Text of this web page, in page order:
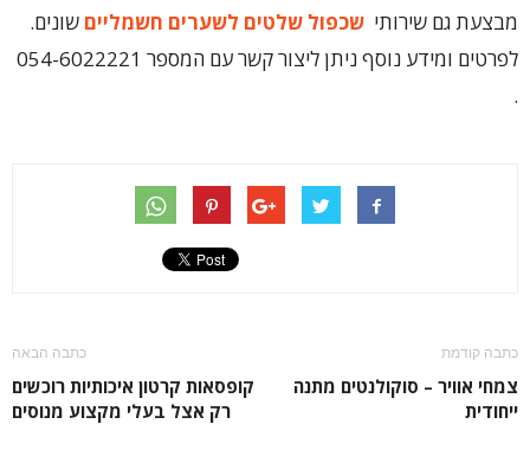
מבצעת גם שירותי שכפול שלטים לשערים חשמליים שונים.
לפרטים ומידע נוסף ניתן ליצור קשר עם המספר 054-6022221
.
כתבה קודמת
צמחי אוויר – סוקולנטים מתנה
ייחודית
כתבה הבאה
קופסאות קרטון איכותיות רוכשים
רק אצל בעלי מקצוע מנוסים